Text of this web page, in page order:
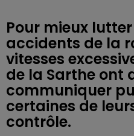
Pour mieux
accidents de la
vitesses
de la Sarthe ont
communiquer
certaines de
contrôle.